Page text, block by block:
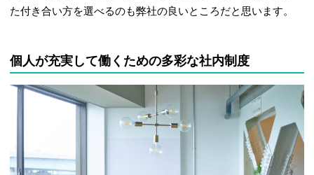
た付き合い方を選べるのも弊社の良いところだと思います。
個人が充実して働くための多彩な社内制度